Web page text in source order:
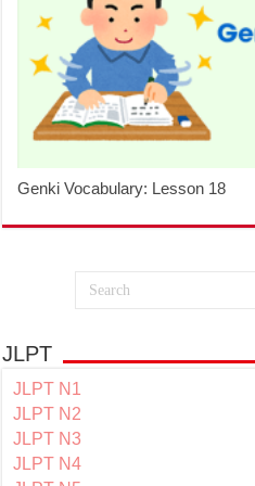
Genki Vocabulary: Lesson 18
JLPT
JLPT N1
JLPT N2
JLPT N3
JLPT N4